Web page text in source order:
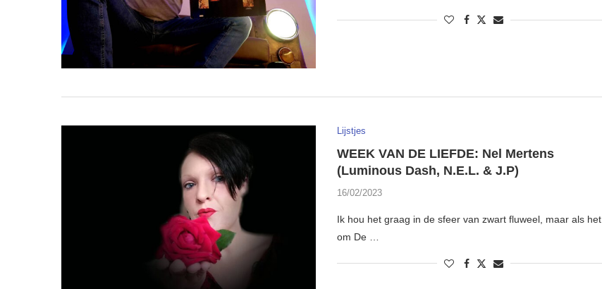
Lijstjes
WEEK VAN DE LIEFDE: Nel Mertens
(Luminous Dash, N.E.L. & J.P)
16/02/2023
Ik hou het graag in de sfeer van zwart fluweel, maar als het
om De …